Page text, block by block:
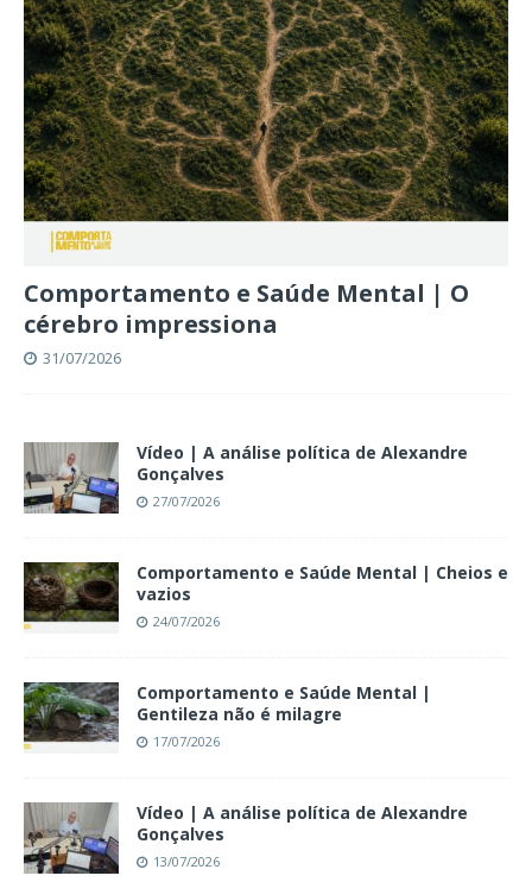
Comportamento e Saúde Mental | O
cérebro impressiona
31/07/2026
Vídeo | A análise política de Alexandre
Gonçalves
27/07/2026
Comportamento e Saúde Mental | Cheios e
vazios
24/07/2026
Comportamento e Saúde Mental |
Gentileza não é milagre
17/07/2026
Vídeo | A análise política de Alexandre
Gonçalves
13/07/2026